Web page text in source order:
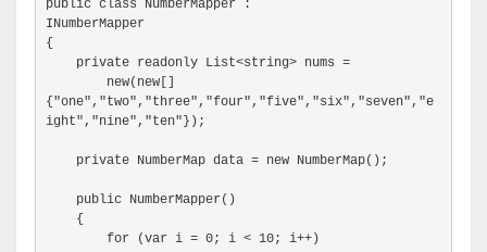
public class NumberMapper :
INumberMapper
{
private readonly List<string> nums =
new(new[]
{"one","two","three","four","five","six","seven","e
ight","nine","ten"});
private NumberMap data = new NumberMap();
public NumberMapper()
{
for (var i = 0; i < 10; i++)